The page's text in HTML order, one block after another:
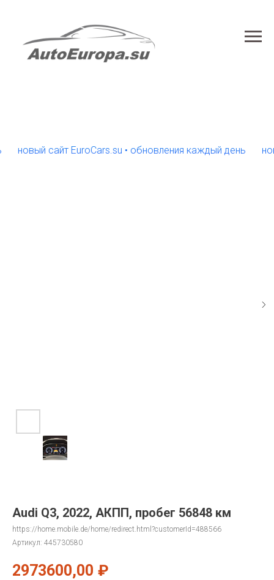
сайт EuroCars.su • обновления каждый день новый
Audi Q3, 2022, АКПП, пробег 56848 км
https://home.mobile.de/home/redirect.html?customerId=488566
Артикул: 445730580
2973600,00 ₽